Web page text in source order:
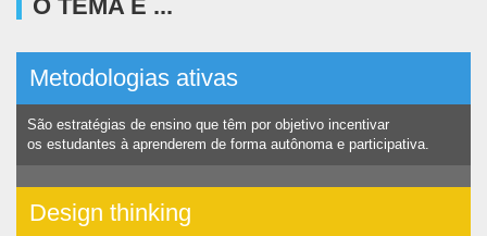
O TEMA É ...
Metodologias ativas
São estratégias de ensino que têm por objetivo incentivar
os estudantes à aprenderem de forma autônoma e participativa.
Design thinking